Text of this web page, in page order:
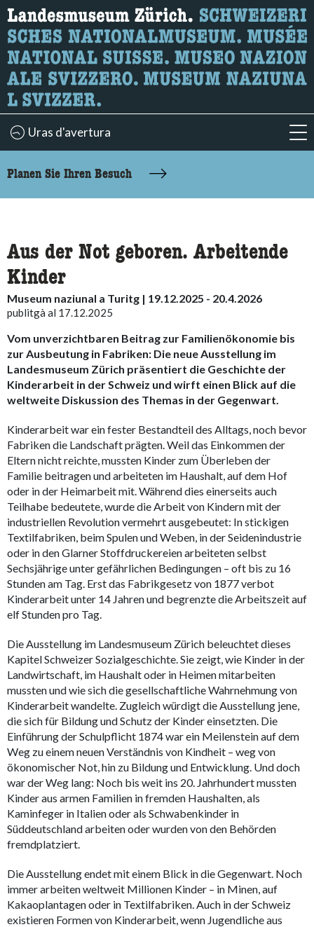
Wonach suchen Sie?
Hier können Sie nach Inhalten der Seite suchen.
Uras d'avertura
Planen Sie Ihren Besuch
Aus der Not geboren. Arbeitende
Kinder
Museum naziunal a Turitg | 19.12.2025 - 20.4.2026
publitgà al 17.12.2025
Vom unverzichtbaren Beitrag zur Familienökonomie bis
zur Ausbeutung in Fabriken: Die neue Ausstellung im
Landesmuseum Zürich präsentiert die Geschichte der
Kinderarbeit in der Schweiz und wirft einen Blick auf die
weltweite Diskussion des Themas in der Gegenwart.
Kinderarbeit war ein fester Bestandteil des Alltags, noch bevor
Fabriken die Landschaft prägten. Weil das Einkommen der
Eltern nicht reichte, mussten Kinder zum Überleben der
Familie beitragen und arbeiteten im Haushalt, auf dem Hof
oder in der Heimarbeit mit. Während dies einerseits auch
Teilhabe bedeutete, wurde die Arbeit von Kindern mit der
industriellen Revolution vermehrt ausgebeutet: In stickigen
Textilfabriken, beim Spulen und Weben, in der Seidenindustrie
oder in den Glarner Stoffdruckereien arbeiteten selbst
Sechsjährige unter gefährlichen Bedingungen – oft bis zu 16
Stunden am Tag. Erst das Fabrikgesetz von 1877 verbot
Kinderarbeit unter 14 Jahren und begrenzte die Arbeitszeit auf
elf Stunden pro Tag.
Die Ausstellung im Landesmuseum Zürich beleuchtet dieses
Kapitel Schweizer Sozialgeschichte. Sie zeigt, wie Kinder in der
Landwirtschaft, im Haushalt oder in Heimen mitarbeiten
mussten und wie sich die gesellschaftliche Wahrnehmung von
Kinderarbeit wandelte. Zugleich würdigt die Ausstellung jene,
die sich für Bildung und Schutz der Kinder einsetzten. Die
Einführung der Schulpflicht 1874 war ein Meilenstein auf dem
Weg zu einem neuen Verständnis von Kindheit – weg von
ökonomischer Not, hin zu Bildung und Entwicklung. Und doch
war der Weg lang: Noch bis weit ins 20. Jahrhundert mussten
Kinder aus armen Familien in fremden Haushalten, als
Kaminfeger in Italien oder als Schwabenkinder in
Süddeutschland arbeiten oder wurden von den Behörden
fremdplatziert.
Die Ausstellung endet mit einem Blick in die Gegenwart. Noch
immer arbeiten weltweit Millionen Kinder – in Minen, auf
Kakaoplantagen oder in Textilfabriken. Auch in der Schweiz
existieren Formen von Kinderarbeit, wenn Jugendliche aus